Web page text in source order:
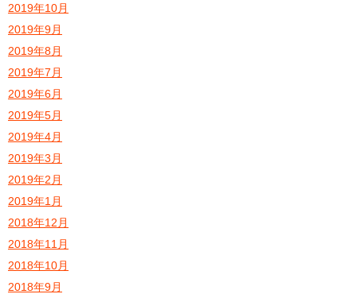
2019年10月
2019年9月
2019年8月
2019年7月
2019年6月
2019年5月
2019年4月
2019年3月
2019年2月
2019年1月
2018年12月
2018年11月
2018年10月
2018年9月